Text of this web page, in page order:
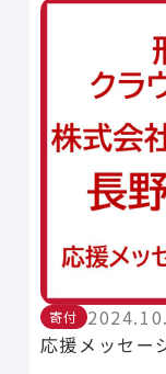
寄付
応援メッセー